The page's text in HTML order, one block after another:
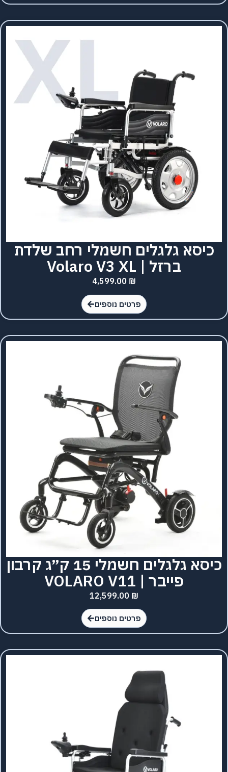
כיסא גלגלים חשמלי רחב שלדת
ברזל | Volaro V3 XL
4,599.00
פרטים נוספים
כיסא גלגלים חשמלי 15 ק״ג קרבון
פייבר | VOLARO V11
12,599.00
פרטים נוספים